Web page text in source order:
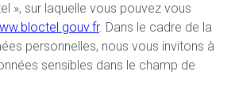
», sur laquelle vous pouvez vous
. Dans le cadre de la
personnelles, nous vous invitons à
sensibles dans le champ de